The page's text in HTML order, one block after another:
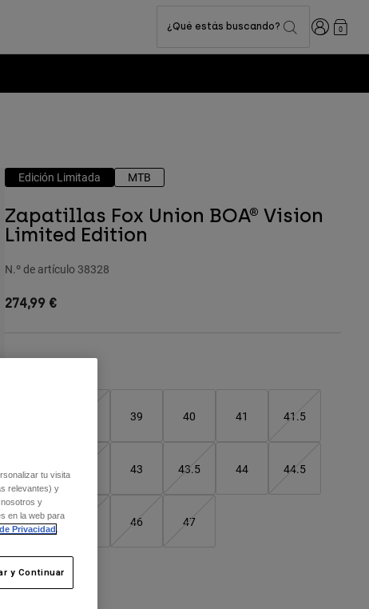
¿Qué estás buscando? Iniciar0
Edición Limitada MTB
Zapatillas Fox Union BOA® Vision
Limited Edition
N.º de artículo 38328
274,99 €
39 40 41 41.5
42 43 43.5 44 44.5
45 46 47
Color -Rosa neón
tu visita
relevantes) y
y
en la web para
Privacidad .
y Continuar